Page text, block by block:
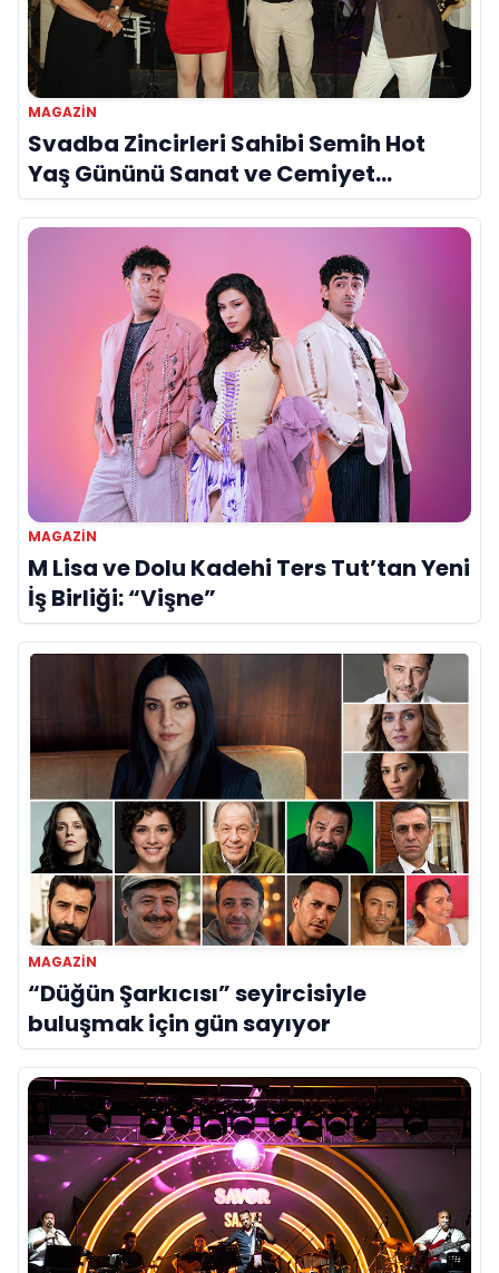
MAGAZIN
Svadba Zincirleri Sahibi Semih Hot
Yaş Gününü Sanat ve Cemiyet
Dünyasının Ünlü İsimleriyle Kutladı!
MAGAZIN
M Lisa ve Dolu Kadehi Ters Tut’tan Yeni
İş Birliği: “Vişne”
MAGAZIN
“Düğün Şarkıcısı” seyircisiyle
buluşmak için gün sayıyor